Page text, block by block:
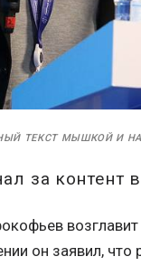
ТЕКСТ МЫШКОЙ И
за контент
он заявил,